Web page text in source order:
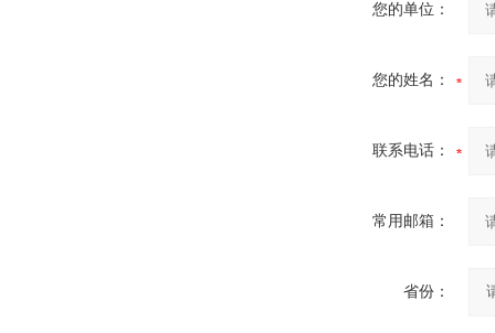
您的单位：
您的姓名：
联系电话：
常用邮箱：
省份：